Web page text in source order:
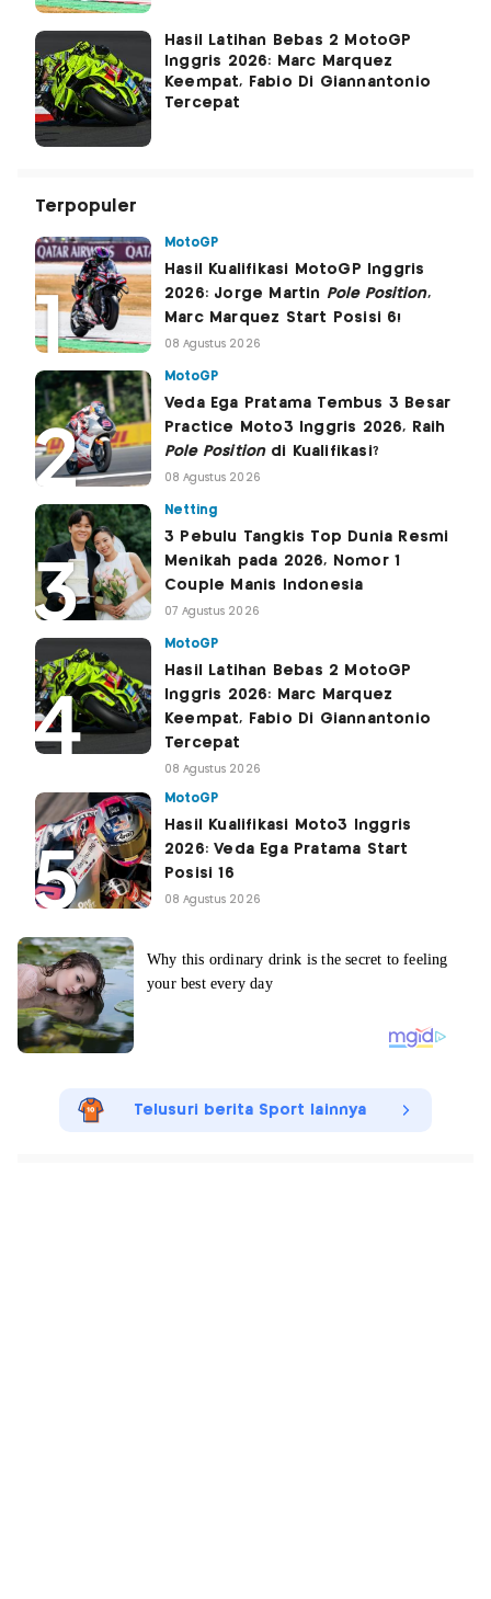
Hasil Latihan Bebas 2 MotoGP
Inggris 2026: Marc Marquez
Keempat, Fabio Di Giannantonio
Tercepat
Terpopuler
MotoGP
Hasil Kualifikasi MotoGP Inggris
2026: Jorge Martin Pole Position,
Marc Marquez Start Posisi 6!
08 Agustus 2026
MotoGP
Veda Ega Pratama Tembus 3 Besar
Practice Moto3 Inggris 2026, Raih
Pole Positiondi Kualifikasi?
08 Agustus 2026
Netting
3 Pebulu Tangkis Top Dunia Resmi
Menikah pada 2026, Nomor 1
Couple Manis Indonesia
07 Agustus 2026
MotoGP
Hasil Latihan Bebas 2 MotoGP
Inggris 2026: Marc Marquez
Keempat, Fabio Di Giannantonio
Tercepat
08 Agustus 2026
MotoGP
Hasil Kualifikasi Moto3 Inggris
2026: Veda Ega Pratama Start
Posisi 16
08 Agustus 2026
Telusuri berita Sport lainnya